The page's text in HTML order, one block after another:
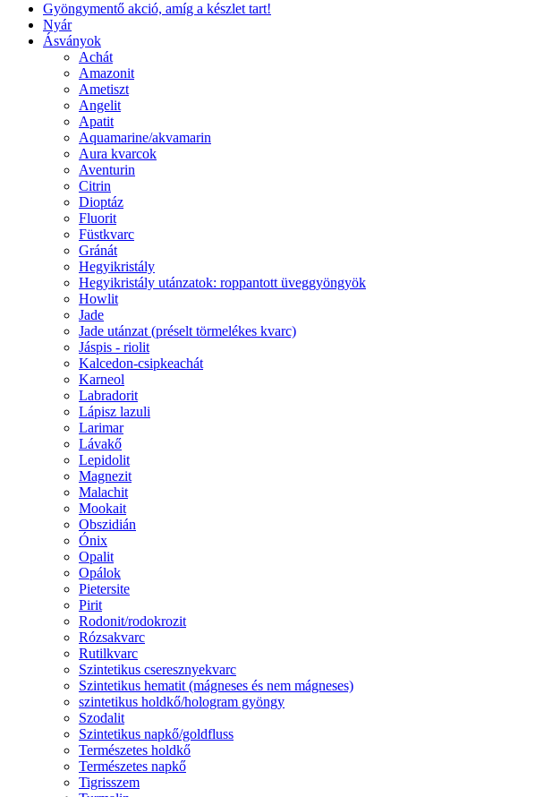
Gyöngymentő akció, amíg a készlet tart!
Nyár
Ásványok
Achát
Amazonit
Ametiszt
Angelit
Apatit
Aquamarine/akvamarin
Aura kvarcok
Aventurin
Citrin
Dioptáz
Fluorit
Füstkvarc
Gránát
Hegyikristály
Hegyikristály utánzatok: roppantott üveggyöngyök
Howlit
Jade
Jade utánzat (préselt törmelékes kvarc)
Jáspis - riolit
Kalcedon-csipkeachát
Karneol
Labradorit
Lápisz lazuli
Larimar
Lávakő
Lepidolit
Magnezit
Malachit
Mookait
Obszidián
Ónix
Opalit
Opálok
Pietersite
Pirit
Rodonit/rodokrozit
Rózsakvarc
Rutilkvarc
Szintetikus cseresznyekvarc
Szintetikus hematit (mágneses és nem mágneses)
szintetikus holdkő/hologram gyöngy
Szodalit
Szintetikus napkő/goldfluss
Természetes holdkő
Természetes napkő
Tigrisszem